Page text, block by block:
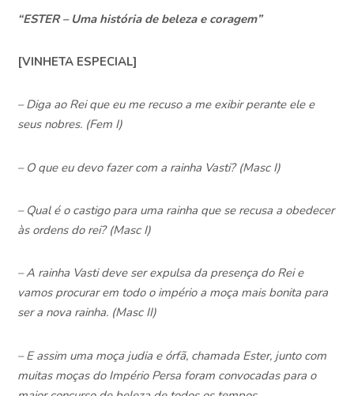
“ESTER – Uma história de beleza e coragem”
[VINHETA ESPECIAL]
– Diga ao Rei que eu me recuso a me exibir perante ele e
seus nobres. (Fem I)
– O que eu devo fazer com a rainha Vasti? (Masc I)
– Qual é o castigo para uma rainha que se recusa a obedecer
às ordens do rei? (Masc I)
– A rainha Vasti deve ser expulsa da presença do Rei e
vamos procurar em todo o império a moça mais bonita para
ser a nova rainha. (Masc II)
– E assim uma moça judia e órfã, chamada Ester, junto com
muitas moças do Império Persa foram convocadas para o